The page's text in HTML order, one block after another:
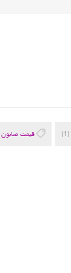
(1) قیمت صابون